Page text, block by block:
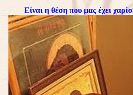
Είναι η θέση που μας έχει